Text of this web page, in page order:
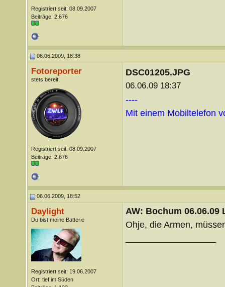
Registriert seit: 08.09.2007
Beiträge: 2.676
06.06.2009, 18:38
Fotoreporter
stets bereit
Registriert seit: 08.09.2007
Beiträge: 2.676
DSC01205.JPG
06.06.09 18:37
----
Mit einem Mobiltelefon
06.06.2009, 18:52
Daylight
Du bist meine Batterie
Registriert seit: 19.06.2007
Ort: tief im Süden
AW: Bochum 06.06.09
Ohje, die Armen,